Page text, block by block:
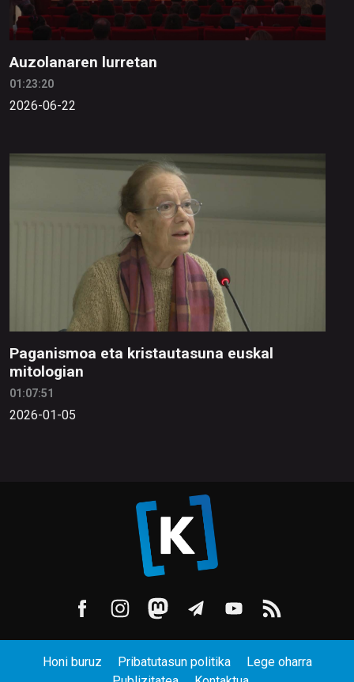
Auzolanaren lurretan
01:23:20
2026-06-22
Paganismoa eta kristautasuna euskal
mitologian
01:07:51
2026-01-05
Honi buruz Pribatutasun politika
Lege oharra